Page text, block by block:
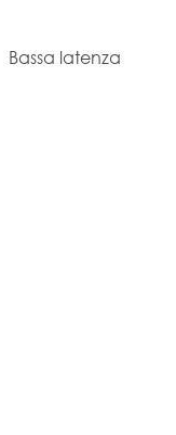
Bassa latenza